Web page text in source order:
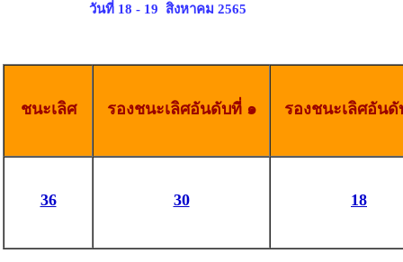
วันที่ 18 - 19 สิงหาคม 2565
ชนะเลิศ รองชนะเลิศอันดับที่ ๑ รองชนะเลิศอัน
36 30 18